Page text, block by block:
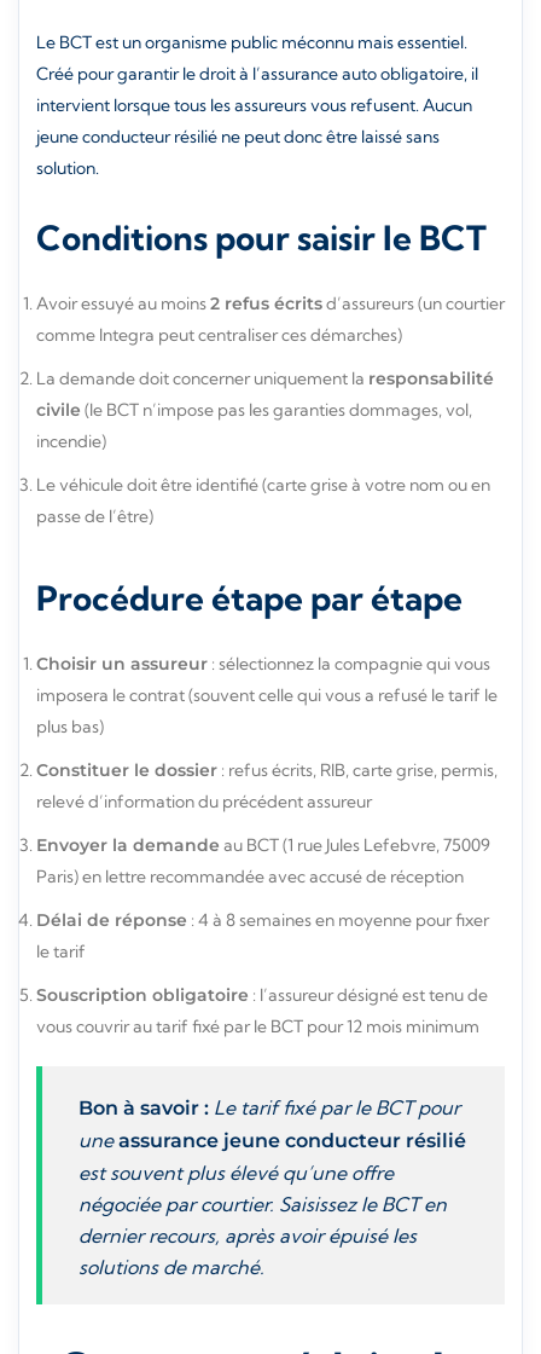
Le BCT est un organisme public méconnu mais essentiel.
Créé pour garantir le droit à l’assurance auto obligatoire, il
intervient lorsque tous les assureurs vous refusent. Aucun
jeune conducteur résilié ne peut donc être laissé sans
solution.
Conditions pour saisir le BCT
Avoir essuyé au moins2 refus écritsd’assureurs (un courtier
comme Integra peut centraliser ces démarches)
La demande doit concerner uniquement la responsabilité
civile (le BCT n’impose pas les garanties dommages, vol,
incendie)
Le véhicule doit être identifié (carte grise à votre nom ou en
passe de l’être)
Procédure étape par étape
Choisir un assureur : sélectionnez la compagnie qui vous
imposera le contrat (souvent celle qui vous a refusé le tarif le
plus bas)
Constituer le dossier : refus écrits, RIB, carte grise, permis,
relevé d’information du précédent assureur
Envoyer la demande au BCT (1 rue Jules Lefebvre, 75009
Paris) en lettre recommandée avec accusé de réception
Délai de réponse : 4 à 8 semaines en moyenne pour fixer
le tarif
Souscription obligatoire : l’assureur désigné est tenu de
vous couvrir au tarif fixé par le BCT pour 12 mois minimum
Bon à savoir : Le tarif fixé par le BCT pour
uneassurance jeune conducteur résilié
est souvent plus élevé qu’une offre
négociée par courtier. Saisissez le BCT en
dernier recours, après avoir épuisé les
solutions de marché.